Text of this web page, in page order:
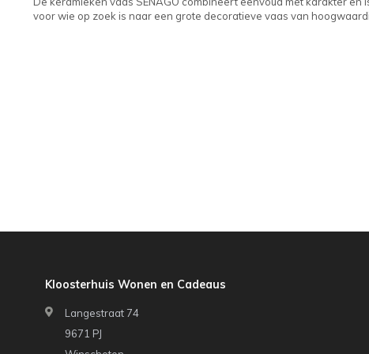
voor wie op zoek is naar een grote decoratieve vaas van
Kloosterhuis Wonen en Cadeaus
Langestraat 74
9671 PJ